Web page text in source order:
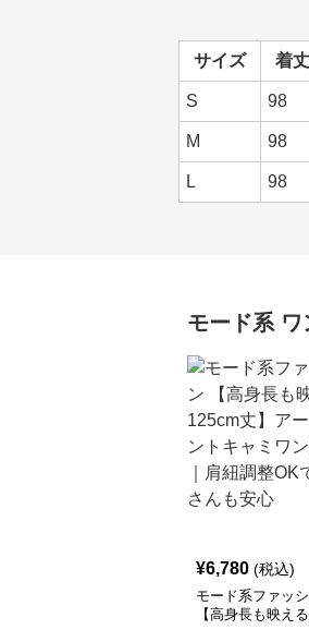
サイズ 着
S 98
M 98
L 98
モード系 ワ
¥6,780 (税込)
モード系ファッ
【高身長も映え